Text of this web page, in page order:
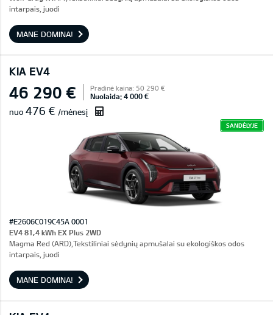
intarpais, juodi
MANE DOMINA!
KIA EV4
46 290 € Pradinė kaina: 50 290 €
Nuolaida: 4 000 €
nuo 476 € /mėnesį
SANDĖLYJE
#E2606C019C45A 0001
EV4 81,4 kWh EX Plus 2WD
Magma Red (ARD),Tekstiliniai sėdynių apmušalai su ekologiškos odos
intarpais, juodi
MANE DOMINA!